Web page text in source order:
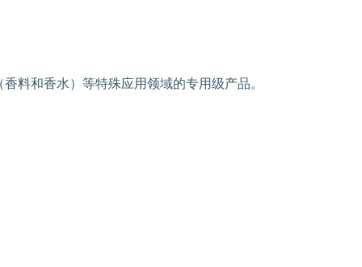
料和香水）等特殊应用领域的专用级产品。